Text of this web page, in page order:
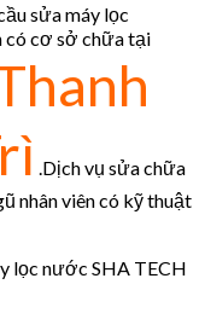
sửa máy lọc
có cơ sở chữa tại
.Dịch vụ sửa chữa
nhân viên có kỹ thuật
lọc nước SHA TECH